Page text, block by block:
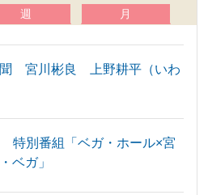
週 月
聞 宮川彬良 上野耕平（いわ
特別番組「ベガ・ホール×宮
ベガ」